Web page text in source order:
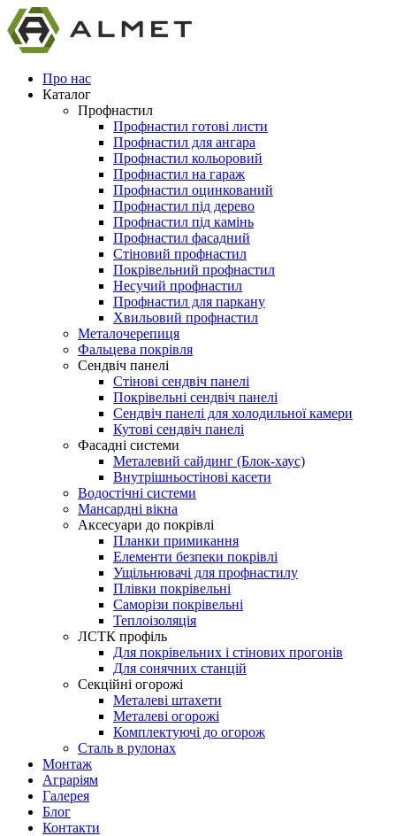
Про нас
Каталог
Профнастил
Профнастил готові листи
Профнастил для ангара
Профнастил кольоровий
Профнастил на гараж
Профнастил оцинкований
Профнастил під дерево
Профнастил під камінь
Профнастил фасадний
Стіновий профнастил
Покрівельний профнастил
Несучий профнастил
Профнастил для паркану
Хвильовий профнастил
Металочерепиця
Фальцева покрівля
Сендвіч панелі
Стінові сендвіч панелі
Покрівельні сендвіч панелі
Сендвіч панелі для холодильної камери
Кутові сендвіч панелі
Фасадні системи
Металевий сайдинг (Блок-хаус)
Внутрішньостінові касети
Водостічні системи
Мансардні вікна
Аксесуари до покрівлі
Планки примикання
Елементи безпеки покрівлі
Ущільнювачі для профнастилу
Плівки покрівельні
Саморізи покрівельні
Теплоізоляція
ЛСТК профіль
Для покрівельних і стінових прогонів
Для сонячних станцій
Секційні огорожі
Металеві штахети
Металеві огорожі
Комплектуючі до огорож
Сталь в рулонах
Монтаж
Аграріям
Галерея
Блог
Контакти